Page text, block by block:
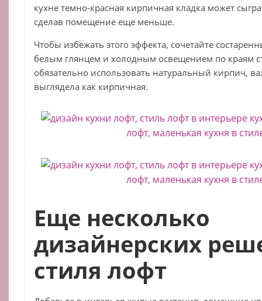
кухне темно-красная кирпичная кладка может
сделав помещение еще меньше.
Чтобы избежать этого эффекта, сочетайте
белым глянцем и холодным освещением по краям
обязательно использовать натуральный кирпич,
выглядела как кирпичная.
Еще несколько
дизайнерских
стиля лофт